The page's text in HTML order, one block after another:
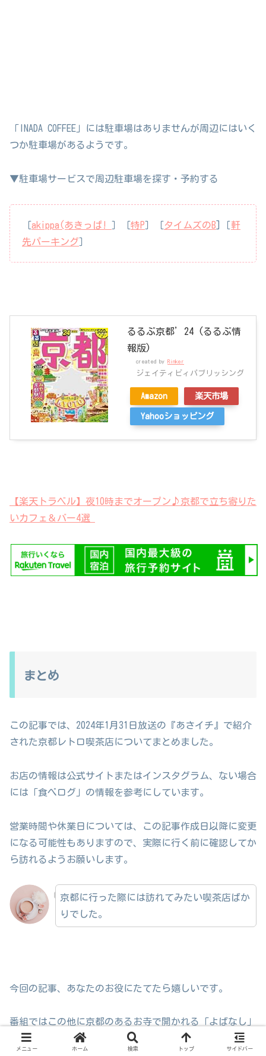
「INADA COFFEE」には駐車場はありませんが周辺にはいく
つか駐車場があるようです。
▼駐車場サービスで周辺駐車場を探す・予約する
akippa(あきっぱ! 特P タイムズのB
軒
先パーキング
るるぶ京都’24 (るるぶ情
報版)
created by Rinker
ジェイティビィパブリッシング
Amazon 楽天市場
Yahooショッピング
【楽天トラベル】夜10時までオープン♪京都で立ち寄りた
いカフェ＆バー4選
まとめ
この記事では、2024年1月31日放送の『あさイチ』で紹介
された京都レトロ喫茶店についてまとめました。
お店の情報は公式サイトまたはインスタグラム、ない場合
には「食べログ」の情報を参考にしています。
営業時間や休業日については、この記事作成日以降に変更
になる可能性もありますので、実際に行く前に確認してか
ら訪れるようお願いします。
京都に行った際には訪れてみたい喫茶店ばか
りでした。
今回の記事、あなたのお役にたてたら嬉しいです。
番組ではこの他に京都のあるお寺で開かれる「よばなし」
が紹介されました。
メニュー ホーム 検索 トップ サイドバー